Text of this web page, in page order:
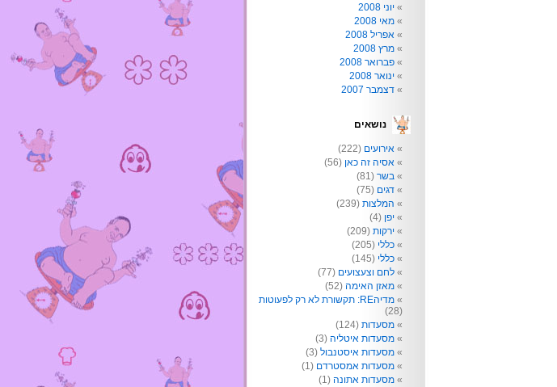
יוני 2008
מאי 2008
אפריל 2008
מרץ 2008
פברואר 2008
ינואר 2008
דצמבר 2007
נושאים
אירועים (222)
אסיה זה כאן (56)
בשר (81)
דגים (75)
המלצות (239)
יפן (4)
ירקות (209)
כללי (205)
כללי (145)
לחם וצעצועים (77)
מאזן האימה (52)
מדיהRE: תקשורת לא רק לפעוטות
(28)
מסעדות (124)
מסעדות איטליה (3)
מסעדות איסטנבול (3)
מסעדות אמסטרדם (1)
מסעדות אתונה (1)